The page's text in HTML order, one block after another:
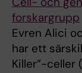
forskargrupp
Evren Alici
har ett
Killer”-celler